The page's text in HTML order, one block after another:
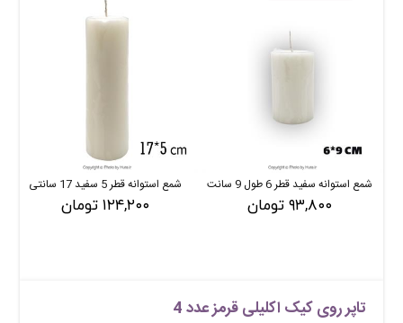
شمع استوانه سفید قطر 6 طول 9 سانت
۹۳,۸۰۰ تومان
شمع استوانه قطر 5 سفید 17 سانتی
۱۲۴,۲۰۰ تومان
تاپر روی کیک اکلیلی قرمز عدد 4